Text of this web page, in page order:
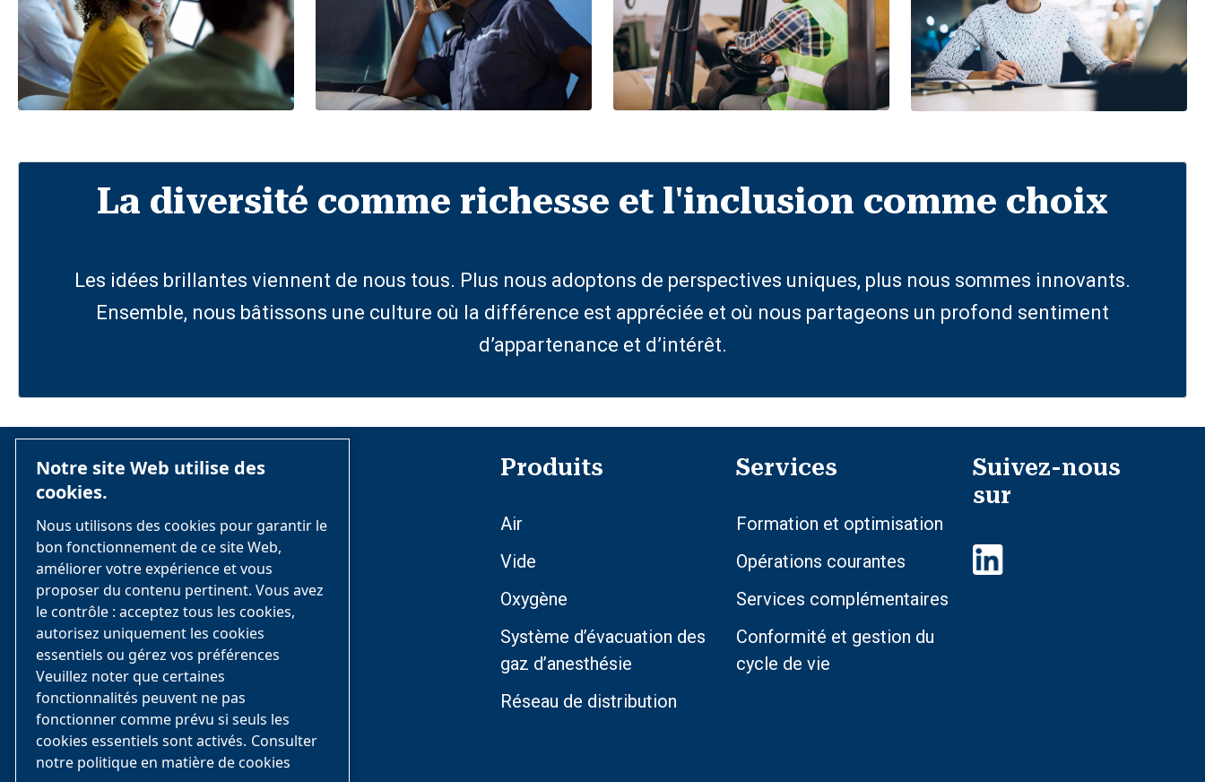
La diversité comme richesse et l'inclusion comme choix
Les idées brillantes viennent de nous tous. Plus nous adoptons de perspectives uniques, plus nous sommes innovants.
Ensemble, nous bâtissons une culture où la différence est appréciée et où nous partageons un profond sentiment
d’appartenance et d’intérêt.
Class 1 Inc. est l’un des principaux
spécialistes canadiens de l’équipement et
de l’installation de gaz médicaux, offrant
des services d’experts et des équipes
dédiées pour vous aider dans la conception,
l’ingénierie, l’installation et la fourniture
d’une assistance après-vente pour votre
équipement en gaz médicaux.
Produits
Air
Vide
Oxygène
Système d’évacuation des
gaz d’anesthésie
Réseau de distribution
Services
Formation et optimisation
Opérations courantes
Services complémentaires
Conformité et gestion du
cycle de vie
Suivez-nous
sur
Notre site Web utilise des
cookies.
Nous utilisons des cookies pour garantir le
bon fonctionnement de ce site Web,
améliorer votre expérience et vous
proposer du contenu pertinent. Vous avez
le contrôle : acceptez tous les cookies,
autorisez uniquement les cookies
essentiels ou gérez vos préférences
Veuillez noter que certaines
fonctionnalités peuvent ne pas
fonctionner comme prévu si seuls les
cookies essentiels sont activés. Consulter
notre politique en matière de cookies